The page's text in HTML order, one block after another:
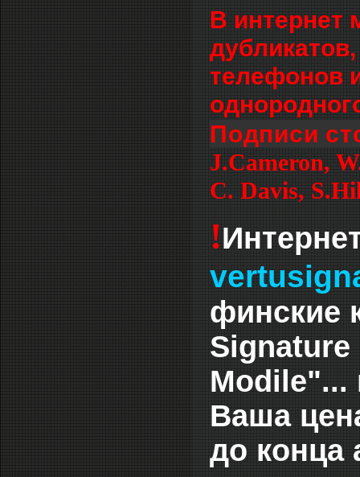
В интернет
телефонов
Подписи
J.Cameron,
С. Davis,
!
финские
Signature
Modile"...
Ваша
до конца